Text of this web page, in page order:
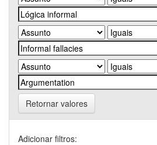
Retornar valores
Adicionar filtros: